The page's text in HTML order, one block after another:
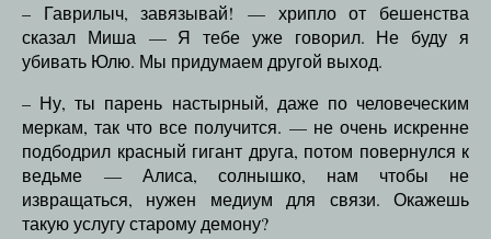
– Гаврилыч, завязывай! — хрипло от бешенства
сказал Миша — Я тебе уже говорил. Не буду я
убивать Юлю. Мы придумаем другой выход.
– Ну, ты парень настырный, даже по человеческим
меркам, так что все получится. — не очень искренне
подбодрил красный гигант друга, потом повернулся к
ведьме — Алиса, солнышко, нам чтобы не
извращаться, нужен медиум для связи. Окажешь
такую услугу старому демону?